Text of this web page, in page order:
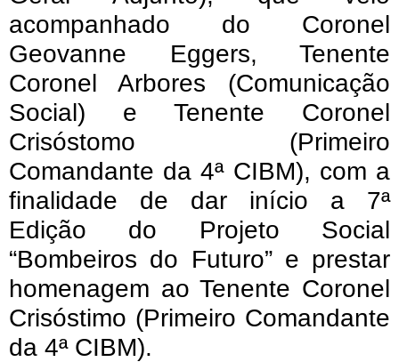
acompanhado do Coronel
Geovanne Eggers, Tenente
Coronel Arbores (Comunicação
Social) e Tenente Coronel
Crisóstomo (Primeiro
Comandante da 4ª CIBM), com a
finalidade de dar início a 7ª
Edição do Projeto Social
“Bombeiros do Futuro” e prestar
homenagem ao Tenente Coronel
Crisóstimo (Primeiro Comandante
da 4ª CIBM).